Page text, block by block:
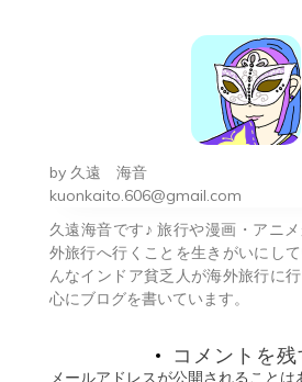
シ
ョ
ン
by 久遠 海音
kuonkaito.606@gmail.com
久遠海音です♪ 旅行や漫画・アニ
外旅行へ行くことを生きがいにし
んなインドア貧乏人が海外旅行に
心にブログを書いています。
コメントを残
メールアドレスが公開されることは